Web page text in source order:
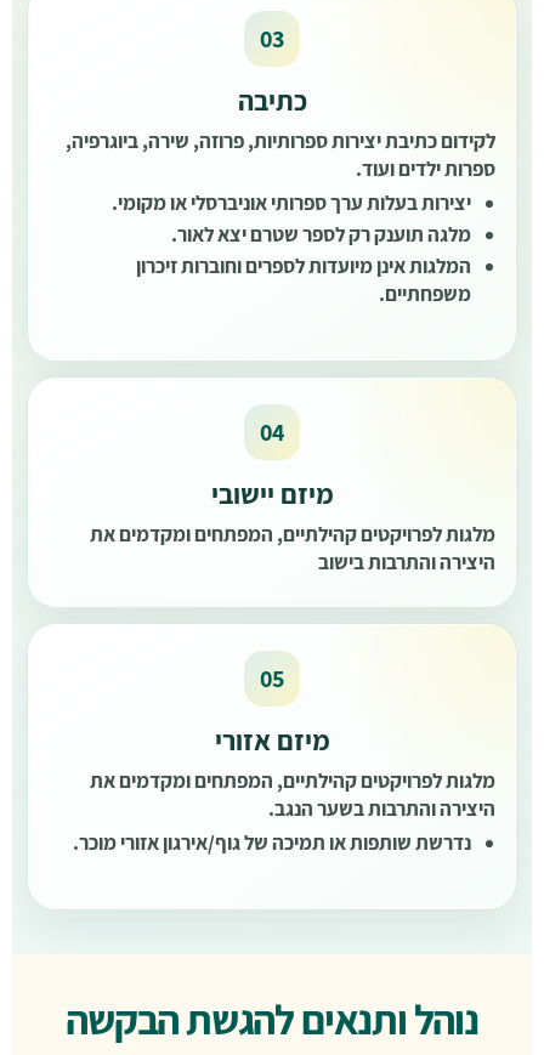
כתיבה
לקידום כתיבת יצירות ספרותיות, פרוזה, שירה, ביוגרפיה,
ספרות ילדים ועוד.
יצירות בעלות ערך ספרותי אוניברסלי או מקומי.
מלגה תוענק רק לספר שטרם יצא לאור.
המלגות אינן מיועדות לספרים וחוברות זיכרון
משפחתיים.
מיזם יישובי
מלגות לפרויקטים קהילתיים, המפתחים ומקדמים את
היצירה והתרבות בישוב
מיזם אזורי
מלגות לפרויקטים קהילתיים, המפתחים ומקדמים את
היצירה והתרבות בשער הנגב.
נדרשת שותפות או תמיכה של גוף/אירגון אזורי מוכר.
נוהל ותנאים להגשת הבקשה